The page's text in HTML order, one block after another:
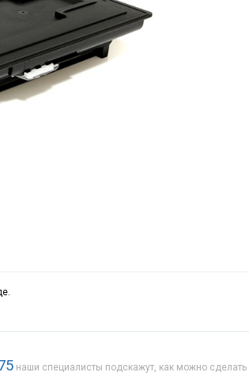
наши специалисты подскажут, как можно сделать